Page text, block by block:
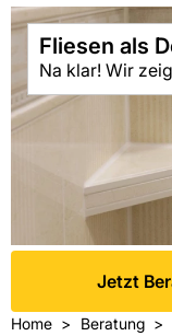
Meistverkaufte
Unsere Kemmler-
Fliesen als
Na klar! Wir
Jetzt
Home Beratung